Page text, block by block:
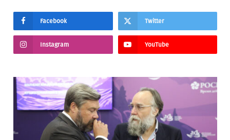
Facebook Twitter
Instagram YouTube